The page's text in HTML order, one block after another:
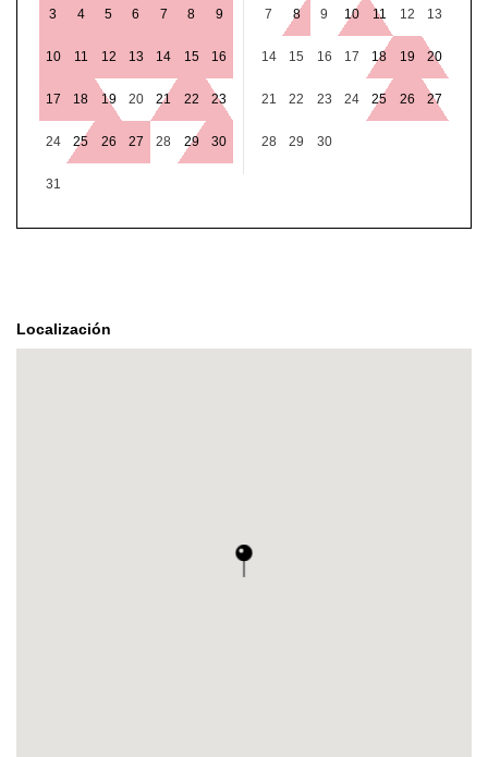
3 4 5 6 7 8 9
10 11 12 13 14 15 16
17 18 19 20 21 22 23
24 25 26 27 28 29 30
31
7 8 9 10 11 12 13
14 15 16 17 18 19 20
21 22 23 24 25 26 27
28 29 30
Localización